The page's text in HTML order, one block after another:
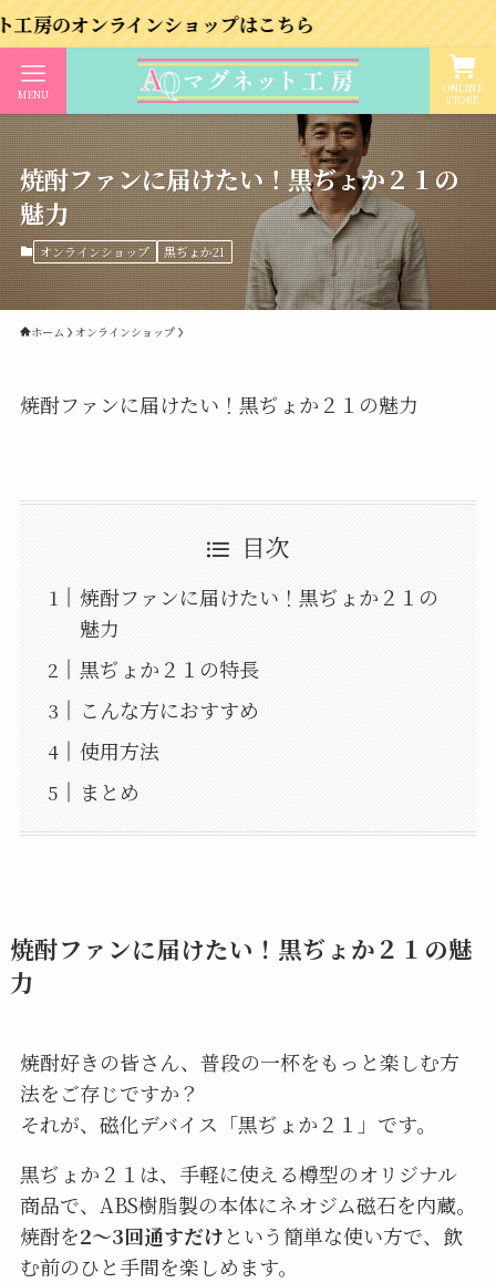
インショップはこちら
ONLINE
STORE
MENU
焼酎ファンに届けたい！黒ぢょか２１の
魅力
オンラインショップ 黒ぢょか21
ホーム オンラインショップ
焼酎ファンに届けたい！黒ぢょか２１の魅力
目次
焼酎ファンに届けたい！黒ぢょか２１の
魅力
黒ぢょか２１の特長
こんな方におすすめ
使用方法
まとめ
焼酎ファンに届けたい！黒ぢょか２１の魅
力
焼酎好きの皆さん、普段の一杯をもっと楽しむ方
法をご存じですか？
それが、磁化デバイス「黒ぢょか２１」です。
黒ぢょか２１は、手軽に使える樽型のオリジナル
商品で、ABS樹脂製の本体にネオジム磁石を内蔵。
焼酎を2〜3回通すだけという簡単な使い方で、飲
む前のひと手間を楽しめます。